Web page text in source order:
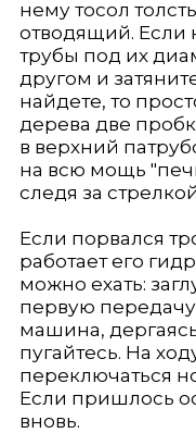
нему тосол
отводящий. Если
трубы под их
другом и
найдете, то
дерева две
в верхний
на всю мощь
следя за
Если порвался
работает его
можно ехать:
первую
машина,
пугайтесь. На
переключаться
Если пришлось
вновь.